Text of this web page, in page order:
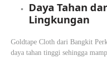
Daya Tahan
Lingkungan
Goldtape Cloth dari Bangkit
daya tahan tinggi sehingga